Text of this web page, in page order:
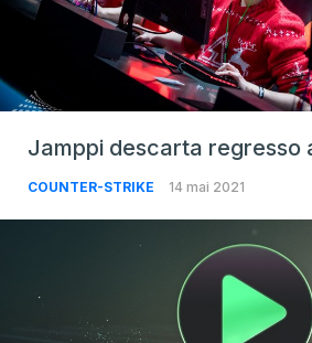
Jamppi descarta regresso
COUNTER-STRIKE 14 mai 2021